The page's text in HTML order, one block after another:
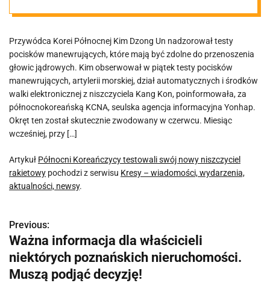
niszczyciel
rakietowy
Przywódca Korei Północnej Kim Dzong Un nadzorował testy
pocisków manewrujących, które mają być zdolne do przenoszenia
głowic jądrowych. Kim obserwował w piątek testy pocisków
manewrujących, artylerii morskiej, dział automatycznych i środków
walki elektronicznej z niszczyciela Kang Kon, poinformowała, za
północnokoreańską KCNA, seulska agencja informacyjna Yonhap.
Okręt ten został skutecznie zwodowany w czerwcu. Miesiąc
wcześniej, przy […]
Artykuł Północni Koreańczycy testowali swój nowy niszczyciel
rakietowy pochodzi z serwisu Kresy – wiadomości, wydarzenia,
aktualności, newsy.
N
a
w
Previous:
Ważna informacja dla właścicieli
niektórych poznańskich nieruchomości.
Muszą podjąć decyzję!